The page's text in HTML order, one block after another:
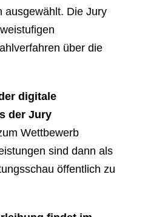
ausgewählt. Die Jury
über die
digitale
der Jury
Wettbewerb
sind dann als
öffentlich zu